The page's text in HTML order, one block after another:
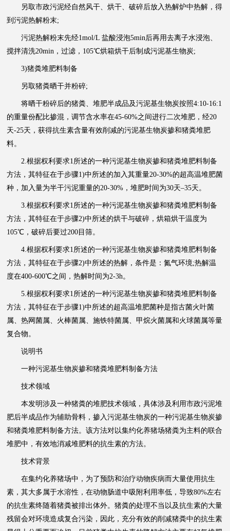
另取市政污泥经自然风干、烘干、破碎后放入热解炉中热解，得
到污泥热解粉末;
污泥热解粉末先经1mol/L 盐酸浸泡5min后再用去离子水浸泡、
搅拌清洗20min，过滤，105℃烘箱烘干后制成污泥基生物炭;
3)猪粪堆肥料制备
另取猪粪晒干并粉碎;
将晒干粉碎后的猪粪、堆肥半成品及污泥基生物炭按照4:10-16:1
的重量份配比掺混，调节含水率在45-60%之间进行二次堆肥，经20
天-25天，获得抗生素含量有效削减的污泥基生物炭掺和猪粪堆肥
料。
2.根据权利要求1所述的一种污泥基生物炭掺和猪粪堆肥料制备
方法，其特征在于步骤1)中所述的加入其重量20-30%的超高温堆肥菌
种，加入量为半干污泥重量的20-30%，堆肥时间为30天–35天。
3.根据权利要求1所述的一种污泥基生物炭掺和猪粪堆肥料制备
方法，其特征在于步骤2)中所述的烘干与破碎，烘箱烘干温度为
105℃，破碎后要过200目筛。
4.根据权利要求1所述的一种污泥基生物炭掺和猪粪堆肥料制备
方法，其特征在于步骤2)中所述的热解，条件是：氮气环境;热解温
度在400-600℃之间，热解时间为2-3h。
5.根据权利要求1所述的一种污泥基生物炭掺和猪粪堆肥料制备
方法，其特征在于步骤1)中所述的超高温堆肥菌种是指古菌火叶菌
属、热网菌属、火棒菌属、施铁特菌属、甲烷火菌属和火球菌属等量
复合物。
说明书
一种污泥基生物炭掺和猪粪堆肥料制备方法
技术领域
本发明涉及一种猪粪的堆肥技术领域，具体涉及利用市政污泥堆
肥后半成品作为辅助骨料，掺入污泥基生物炭的一种污泥基生物炭掺
和猪粪堆肥料制备方法。该方法对以集约化养猪场猪粪为主料的联合
堆肥中，有效地消减堆肥料的抗生素的方法。
技术背景
在集约化养猪场中，为了预防和治疗动物疾病而大量使用抗生
素，其大多属于水溶性，在动物肠道中吸附利用率低，导致80%左右
的抗生素终随着猪粪被排出体外。猪粪的处理不当以及抗生素的大量
残留会对环境造成复合污染，因此，充分有效的削减猪粪中的抗生素